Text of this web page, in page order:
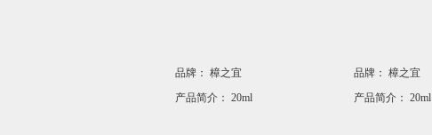
品牌： 樟之宜
产品简介： 20ml
品牌： 樟之宜
产品简介： 20ml